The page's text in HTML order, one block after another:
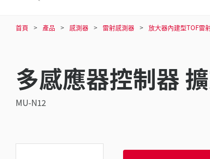
首頁 產品 感測器 雷射感測器 放大器內建型TOF雷
多感應器控制器
MU-N12